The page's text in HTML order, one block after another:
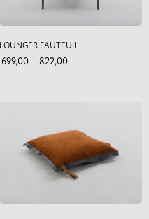
LOUNGER FAUTEUIL
699,00 - 822,00